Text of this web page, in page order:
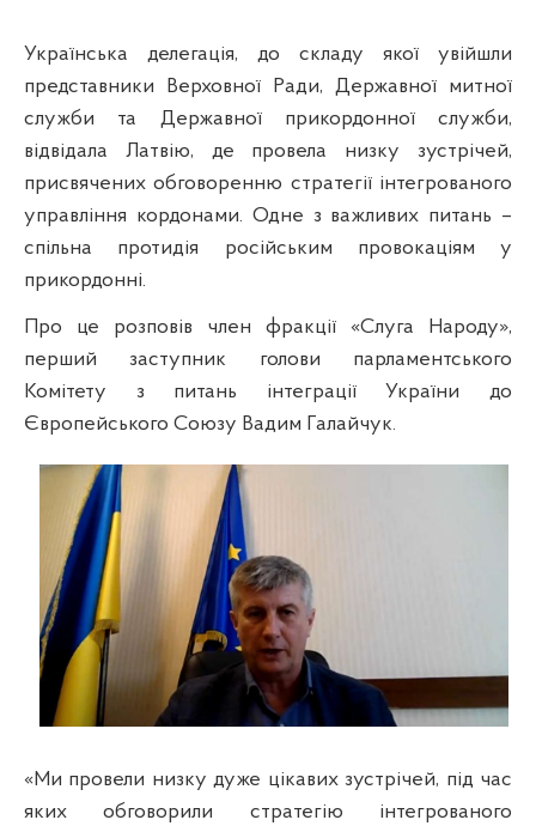
Українська делегація, до складу якої увійшли
представники Верховної Ради, Державної митної
служби та Державної прикордонної служби,
відвідала Латвію, де провела низку зустрічей,
присвячених обговоренню стратегії інтегрованого
управління кордонами. Одне з важливих питань –
спільна протидія російським провокаціям у
прикордонні.
Про це розповів член фракції «Слуга Народу»,
перший заступник голови парламентського
Комітету з питань інтеграції України до
Європейського Союзу Вадим Галайчук.
«Ми провели низку дуже цікавих зустрічей, під час
яких обговорили стратегію інтегрованого